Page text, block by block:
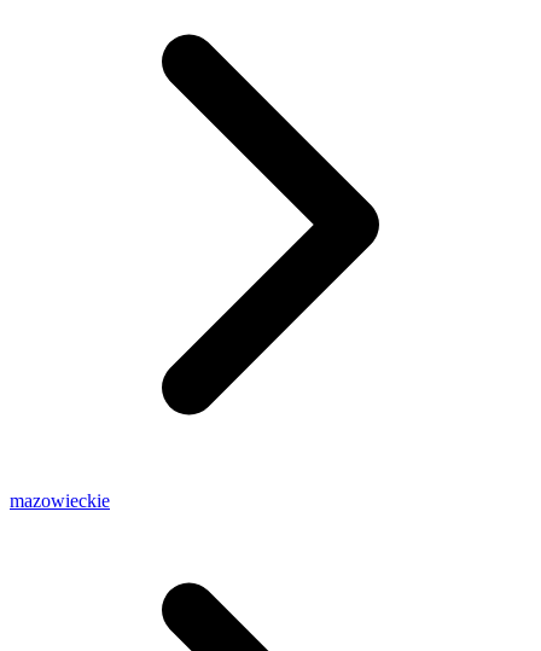
mazowieckie